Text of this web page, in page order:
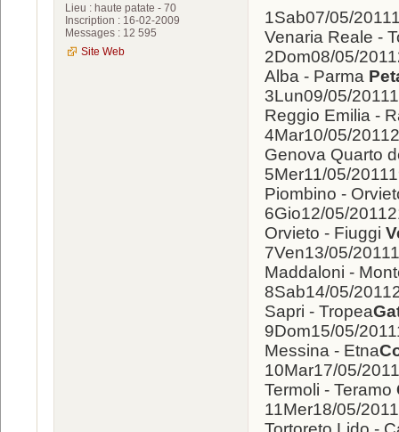
Lieu : haute patate - 70
Inscription : 16-02-2009
Messages : 12 595
Site Web
1Sab07/05/
Venaria Reale -
2Dom08/05/
Alba - Parma
3Lun09/05/
Reggio Emilia -
4Mar10/05/
Genova Quarto
5Mer11/05/
Piombino -
6Gio12/05/
Orvieto - Fiuggi
7Ven13/05/
Maddaloni -
8Sab14/05/
Sapri - Tropea
9Dom15/05/
Messina - Etna
10Mar17/05/
Termoli - Teramo
11Mer18/05/